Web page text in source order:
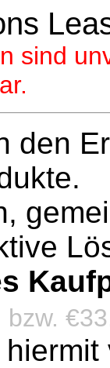
sind
den
bzw.